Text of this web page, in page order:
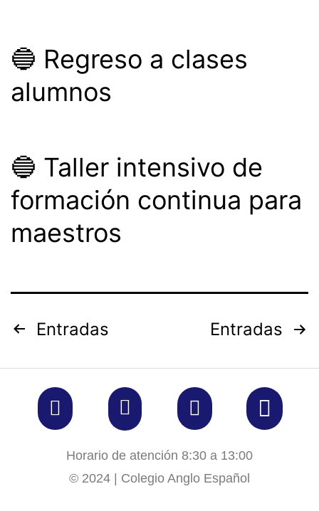
🔵 Regreso a clases
alumnos
🔵 Taller intensivo de
formación continua para
maestros
Entradas Entradas
Horario de atención 8:30 a 13:00
© 2024 | Colegio Anglo Español